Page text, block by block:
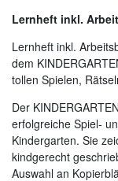
Lernheft inkl.
Lernheft inkl.
dem
tollen Spielen,
Der
erfolgreiche Spiel-
Kindergarten. Sie
kindgerecht
Auswahl an